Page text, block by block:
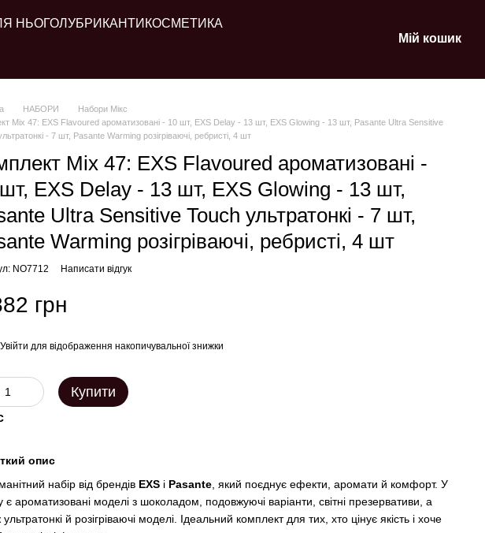
НЬОГОЛУБРИКАНТИ КОСМЕТИКА
Мій кошик
НАБОРИ
Набори Мікс
Mix 47: EXS Flavoured ароматизовані - 10 шт, EXS Delay - 13 шт, EXS Glowing - 13 шт, Pasante Ultra Sensitive
- 7 шт, Pasante Warming розігріваючі, ребристі, 4 шт
Mix 47: EXS Flavoured ароматизовані -
EXS Delay - 13 шт, EXS Glowing - 13 шт,
Ultra Sensitive Touch ультратонкі - 7 шт,
Warming розігріваючі, ребристі, 4 шт
NO7712 Написати відгук
грн
Увійти для відображення накопичувальної знижки
Купити
опис
набір від брендів EXS і Pasante, який поєднує ефекти, аромати й комфорт. У
є ароматизовані моделі з шоколадом, подовжуючі варіанти, світні презервативи, а
й розігріваючі моделі. Ідеальний комплект для тих, хто цінує якість і хоче